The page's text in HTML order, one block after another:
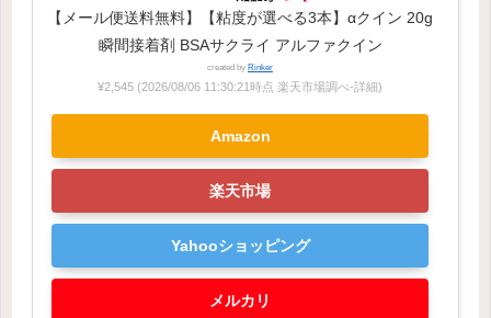
【メール便送料無料】【粘度が選べる3本】αクイン 20g
瞬間接着剤 BSAサクライ アルファクイン
created by Rinker
¥2,545 (2026/08/06 11:30:21時点 楽天市場調べ-詳細)
Amazon
楽天市場
Yahooショッピング
メルカリ